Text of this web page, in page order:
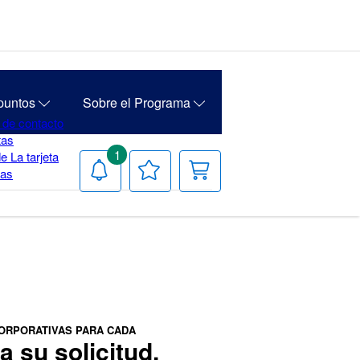
contacto
La tarjeta
PARA CADA
Sobre el Programa
Notificaciones
1
Tu
de
su solicitud.